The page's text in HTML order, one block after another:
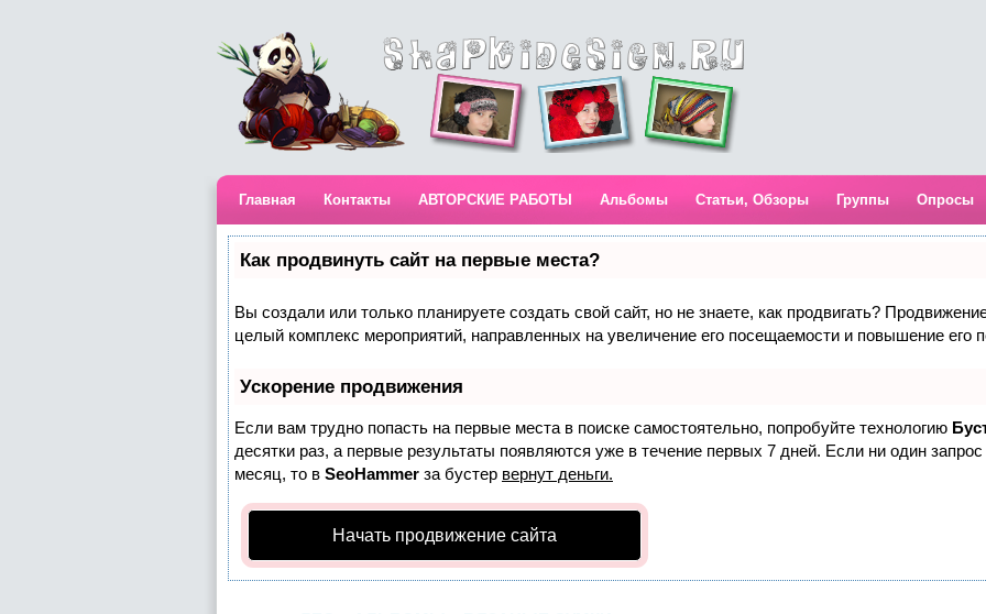
Главная Контакты АВТОРСКИЕ РАБОТЫ Альбомы Статьи, Обзоры Группы Опросы
Как продвинуть сайт на первые места?
Вы создали или только планируете создать свой сайт, но не знаете, как продвигать?
целый комплекс мероприятий, направленных на увеличение его посещаемости и повышение его
Ускорение продвижения
Если вам трудно попасть на первые места в поиске самостоятельно, попробуйте технологию
десятки раз, а первые результаты появляются уже в течение первых 7 дней. Если ни один
месяц, то в SeoHammer за бустер вернут деньги.
Начать продвижение сайта